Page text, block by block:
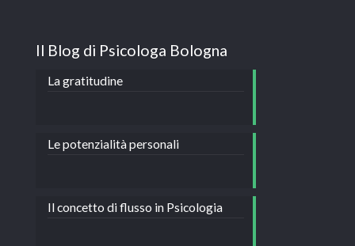
Il Blog di Psicologa Bologna
La gratitudine
Le potenzialità personali
Il concetto di flusso in Psicologia